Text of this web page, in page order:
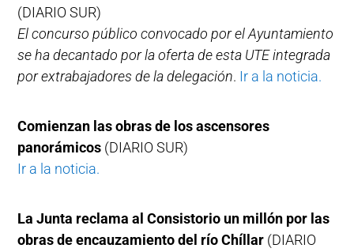
(DIARIO SUR)
El concurso público convocado por el Ayuntamiento
se ha decantado por la oferta de esta UTE integrada
por extrabajadores de la delegación. Ir a la noticia.
Comienzan las obras de los ascensores
panorámicos (DIARIO SUR)
Ir a la noticia.
La Junta reclama al Consistorio un millón por las
obras de encauzamiento del río Chíllar (DIARIO